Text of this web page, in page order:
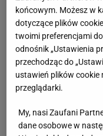
końcowym. Możesz w
dotyczące plików
twoimi preferencjami
odnośnik „Ustawienia
przechodząc do
ustawień plików cookie
przeglądarki.
My, nasi Zaufani
dane osobowe w